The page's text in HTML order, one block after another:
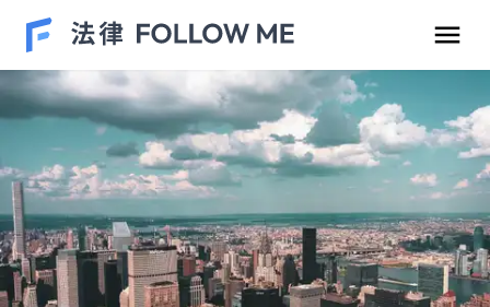
民事案件
刑事案件
勞資爭議